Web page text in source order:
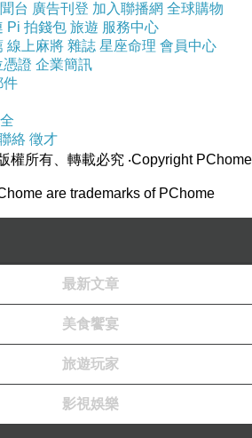
信箱：
service/user_reply.ht
度補充
續續完成修復，如果您文章的
客服信箱留下您的資料喔！
的處理時間，填寫客服信箱的
項：
台 廣告刊登 加入聯播網 全球購物
Pi 拍錢包 旅遊 服務中心
線上麻將 雜誌 星座命理 會員中心
憑證 企業簡訊
件
絡 徵才
權所有、轉載必究 ‧Copyright PChome
are trademarks of PChome
最新文章
美食饗宴
旅遊玩家
影視娛樂